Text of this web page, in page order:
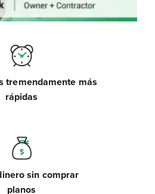
tremendamente más
rápidas
sin comprar
planos